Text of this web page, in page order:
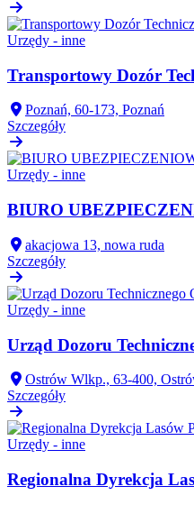
Urzędy - inne
Transportowy Dozór
Poznań, 60-173, Poznań
Szczegóły
Urzędy - inne
BIURO
akacjowa 13, nowa ruda
Szczegóły
Urzędy - inne
Urząd Dozoru
Ostrów Wlkp., 63-400,
Szczegóły
Urzędy - inne
Regionalna Dyrekcja